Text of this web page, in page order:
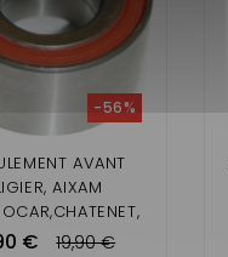
AVANT
AIXAM
30 X 60 X 37
€
-56%
19,90 €